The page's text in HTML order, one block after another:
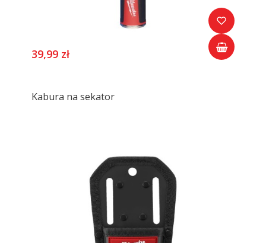
39,99 zł
Kabura na sekator